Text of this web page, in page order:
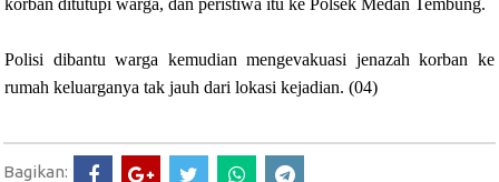
korban ditutupi warga, dan peristiwa itu ke Polsek Medan Tembung.
Polisi dibantu warga kemudian mengevakuasi jenazah korban ke
rumah keluarganya tak jauh dari lokasi kejadian. (04)
Bagikan: